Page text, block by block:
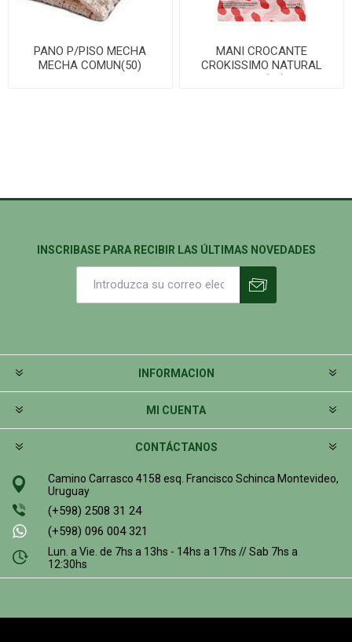
PANO P/PISO MECHA
MECHA COMUN(50)
MANI CROCANTE
CROKISSIMO NATURAL
150G(24)
INSCRIBASE PARA RECIBIR LAS ÚLTIMAS NOVEDADES
INFORMACION
MI CUENTA
CONTÁCTANOS
Camino Carrasco 4158 esq. Francisco Schinca Montevideo,
Uruguay
(+598) 2508 31 24
(+598) 096 004 321
Lun. a Vie. de 7hs a 13hs - 14hs a 17hs // Sab 7hs a
12:30hs